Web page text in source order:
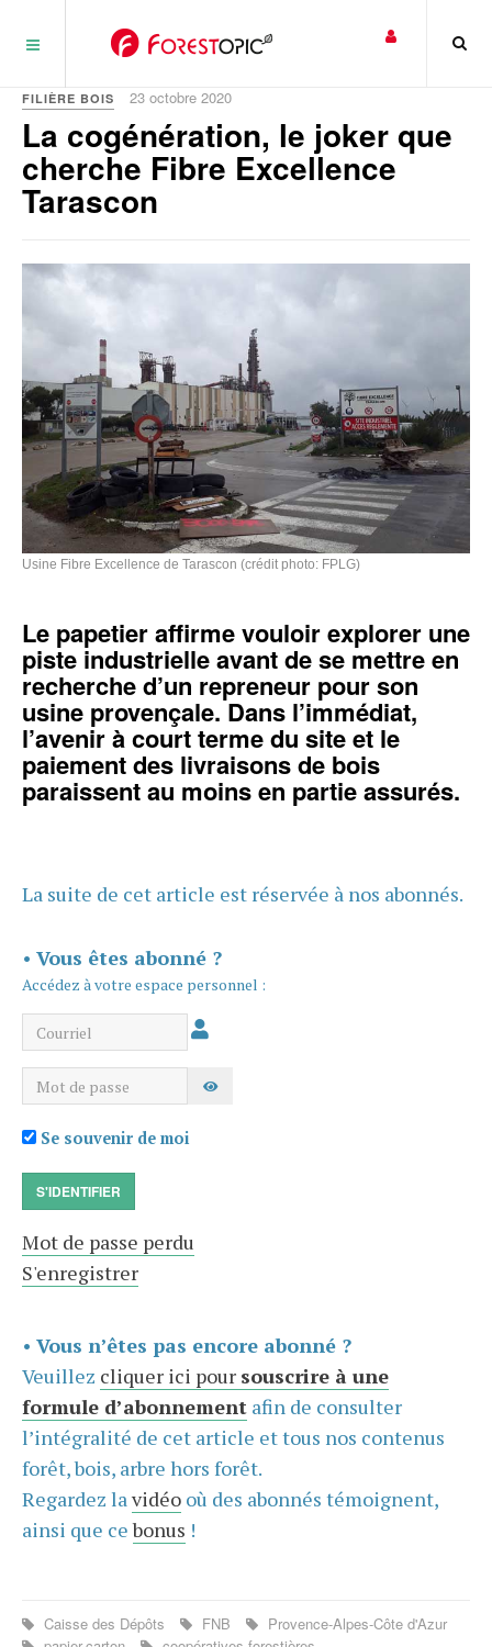
FILIÈRE BOIS 23 octobre 2020
La cogénération, le joker que
cherche Fibre Excellence
Tarascon
Usine Fibre Excellence de Tarascon (crédit photo: FPLG)
Le papetier affirme vouloir explorer une
piste industrielle avant de se mettre en
recherche d’un repreneur pour son
usine provençale. Dans l’immédiat,
l’avenir à court terme du site et le
paiement des livraisons de bois
paraissent au moins en partie assurés.
La suite de cet article est réservée à nos abonnés.
• Vous êtes abonné ?
Accédez à votre espace personnel :
Courriel
Mot de passe AFFICHER LE MOT DE PASSE
Se souvenir de moi
S'IDENTIFIER
Mot de passe perdu
S'enregistrer
• Vous n’êtes pas encore abonné ?
Veuillez cliquer ici pour souscrire à une
formule d’abonnement afin de consulter
l’intégralité de cet article et tous nos contenus
forêt, bois, arbre hors forêt.
Regardez lavidéo où des abonnés témoignent,
ainsi que cebonus !
Caisse des Dépôts FNB
Provence-Alpes-Côte d'Azur